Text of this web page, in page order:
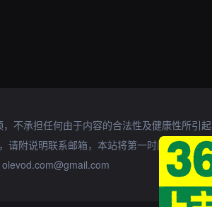
不承担任何由于内容的合法性及健康性所引起
请附说明联系邮箱，本站将第一时间处理。